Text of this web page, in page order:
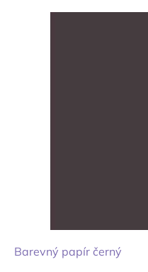
Barevný papír černý